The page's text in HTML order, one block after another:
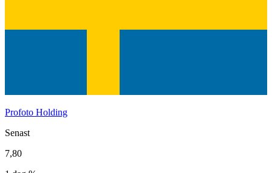
Profoto Holding
Senast
7,80